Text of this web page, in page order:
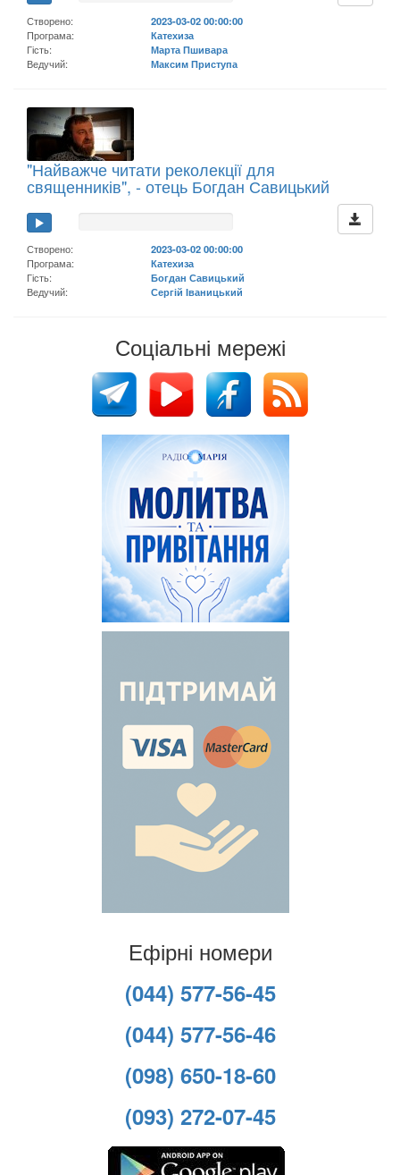
Створено:
2023-03-02 00:00:00
Програма:
Катехиза
Гість:
Марта Пшивара
Ведучий:
Максим Приступа
"Найважче читати реколекції для
священників", - отець Богдан Савицький
Створено:
2023-03-02 00:00:00
Програма:
Катехиза
Гість:
Богдан Савицький
Ведучий:
Сергій Іваницький
Соціальні мережі
Ефірні номери
(044) 577-56-45
(044) 577-56-46
(098) 650-18-60
(093) 272-07-45